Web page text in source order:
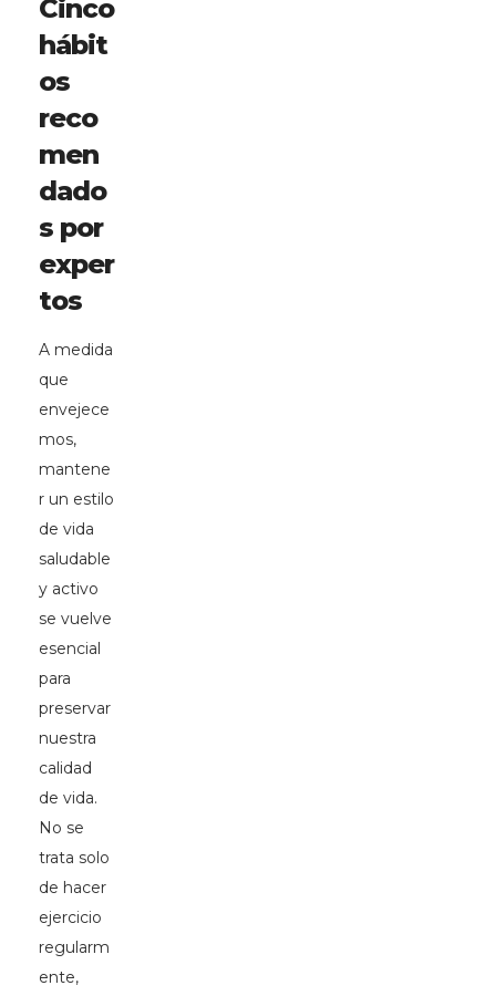
Cinco
hábit
os
reco
men
dado
s por
exper
tos
A medida
que
envejece
mos,
mantene
r un estilo
de vida
saludable
y activo
se vuelve
esencial
para
preservar
nuestra
calidad
de vida.
No se
trata solo
de hacer
ejercicio
regularm
ente,